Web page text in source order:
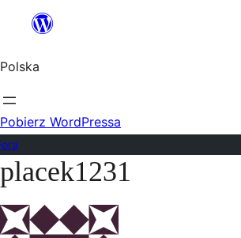
Przejdź
treści
Polska
Pobierz WordPressa
Przejdź
do
treści
placek1231